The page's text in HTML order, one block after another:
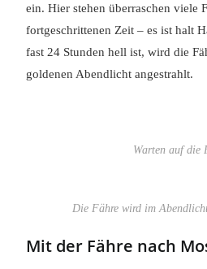
ein. Hier stehen überraschen viele
fortgeschrittenen Zeit – es ist halt
fast 24 Stunden hell ist, wird die
goldenen Abendlicht angestrahlt.
Warten auf die
Die Fähre wird im
Mit der Fähre nach